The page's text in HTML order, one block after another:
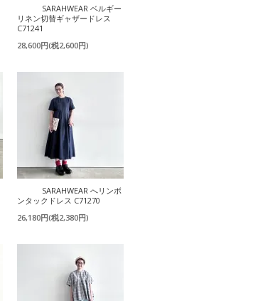
SARAHWEAR ベルギー
リネン切替ギャザードレス
C71241
28,600円(税2,600円)
SARAHWEAR へリンボ
ンタックドレス C71270
26,180円(税2,380円)